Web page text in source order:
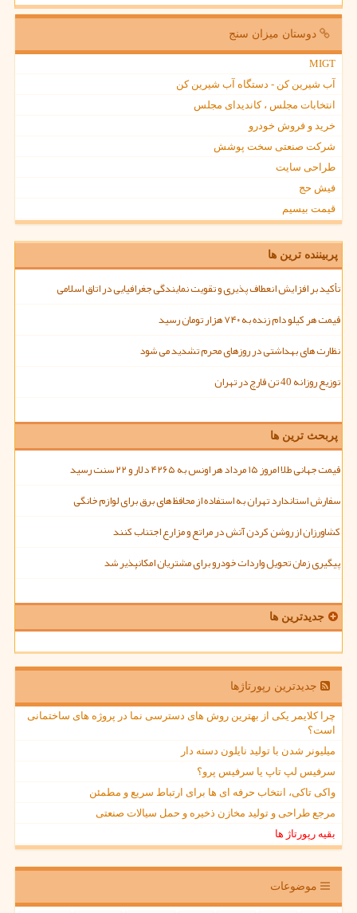
دوستان میزان سنج
MIGT
آب شیرین کن - دستگاه آب شیرین کن
انتخابات مجلس ، کاندیدای مجلس
خرید و فروش خودرو
شرکت صنعتی سخت پوشش
طراحی سایت
فیش حج
قیمت بیسیم
پربیننده ترین ها
تأکید بر افزایش انعطاف پذیری و تقویت نمایندگی جغرافیایی در اتاق اسلامی
قیمت هر کیلو دام زنده به ۷۴۰ هزار تومان رسید
نظارت های بهداشتی در روزهای محرم تشدید می شود
توزیع روزانه 40 تن قارچ در تهران
پربحث ترین ها
قیمت جهانی طلا امروز ۱۵ مرداد هر اونس به ۴۲۶۵ دلار و ۲۲ سنت رسید
سفارش استاندارد تهران به استفاده از محافظ های برق برای لوازم خانگی
کشاورزان از روشن کردن آتش در مراتع و مزارع اجتناب کنند
پیگیری زمان تحویل واردات خودرو برای مشتریان امکانپذیر شد
جدیدترین ها
جدیدترین رپورتاژها
چرا کلایمر یکی از بهترین روش های دسترسی نما در پروژه های ساختمانی
است؟
میلیونر شدن با تولید نایلون دسته دار
سرفیس لپ تاپ یا سرفیس پرو؟
واکی تاکی، انتخاب حرفه ای ها برای ارتباط سریع و مطمئن
مرجع طراحی و تولید مخازن ذخیره و حمل سیالات صنعتی
بقیه رپورتاژ ها
موضوعات